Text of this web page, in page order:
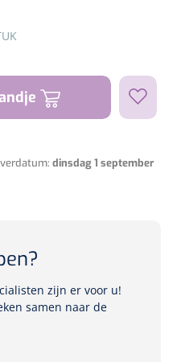
dinsdag 1 september
zijn er voor u!
samen naar de